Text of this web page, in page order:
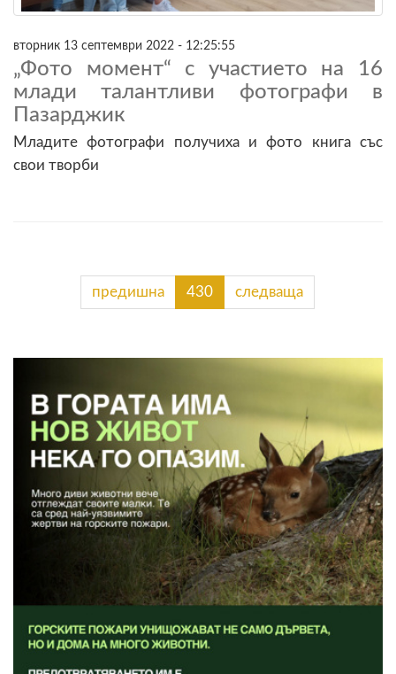
вторник 13 септември 2022 - 12:25:55
„Фото момент“ с участието на 16
млади талантливи фотографи в
Пазарджик
Младите фотографи получиха и фото книга със
свои творби
предишна 430 следваща